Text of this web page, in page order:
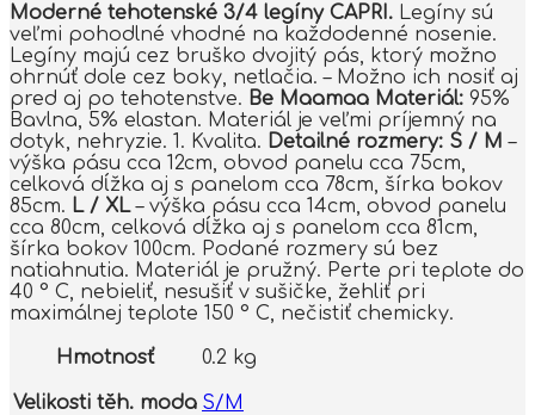
Moderné tehotenské 3/4 legíny CAPRI. Legíny sú
veľmi pohodlné vhodné na každodenné nosenie.
Legíny majú cez bruško dvojitý pás, ktorý možno
ohrnúť dole cez boky, netlačia. – Možno ich nosiť aj
pred aj po tehotenstve. Be Maamaa Materiál: 95%
Bavlna, 5% elastan. Materiál je veľmi príjemný na
dotyk, nehryzie. 1. Kvalita. Detailné rozmery: S / M –
výška pásu cca 12cm, obvod panelu cca 75cm,
celková dĺžka aj s panelom cca 78cm, šírka bokov
85cm. L / XL– výška pásu cca 14cm, obvod panelu
cca 80cm, celková dĺžka aj s panelom cca 81cm,
šírka bokov 100cm. Podané rozmery sú bez
natiahnutia. Materiál je pružný. Perte pri teplote do
40 ° C, nebieliť, nesušiť v sušičke, žehliť pri
maximálnej teplote 150 ° C, nečistiť chemicky.
Hmotnosť 0.2 kg
Velikosti těh. moda S/M